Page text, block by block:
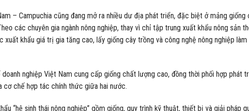
– Campuchia cũng đang mở ra nhiều dư địa phát triển, đặc biệt ở mảng giống
các chuyên gia ngành nông nghiệp, thay vì chỉ tập trung xuất khẩu nông sản
xuất khẩu giá trị gia tăng cao, lấy giống cây trồng và công nghệ nông nghiệp làm
nghiệp Việt Nam cung cấp giống chất lượng cao, đồng thời phối hợp phát
cơ chế hợp tác chính thức giữa hai nước.
“hệ sinh thái nông nghiệp” gồm giống, quy trình kỹ thuật, thiết bị và giải pháp